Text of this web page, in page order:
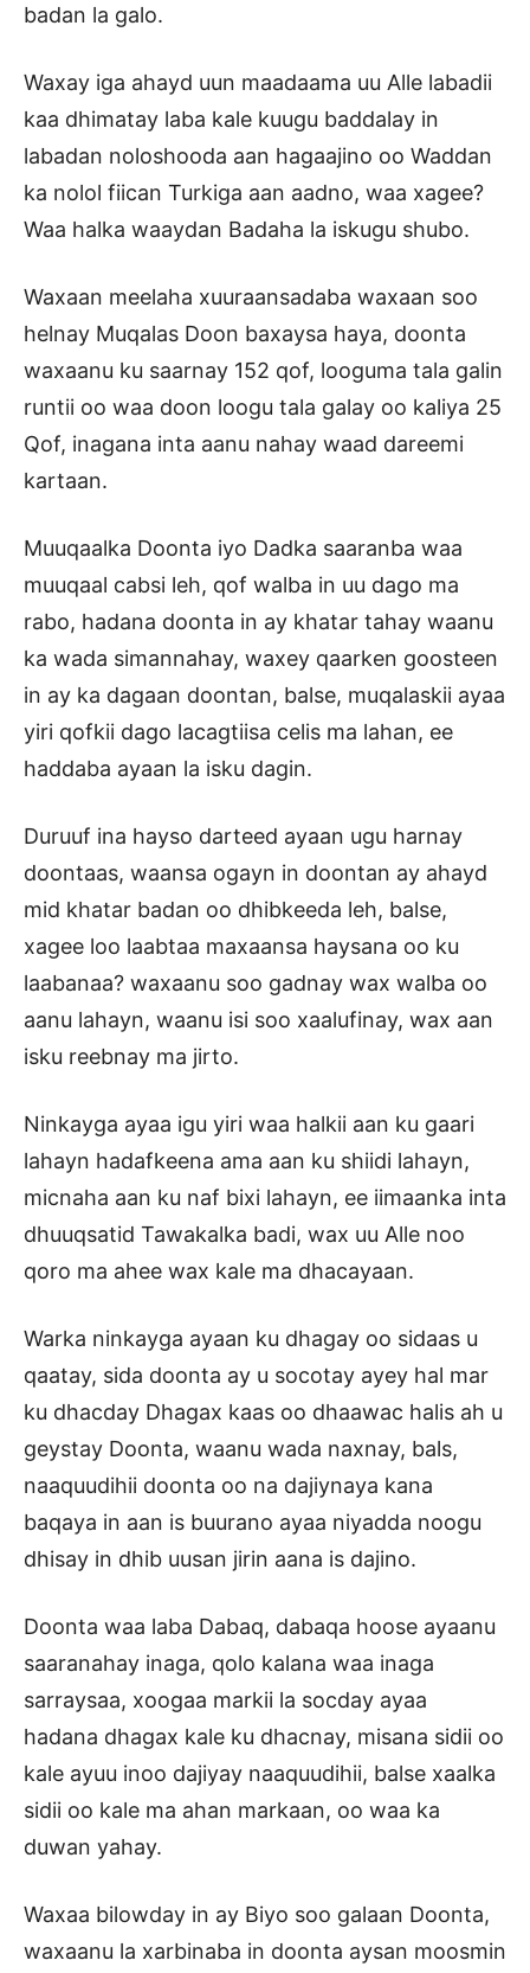
badan la galo.
Waxay iga ahayd uun maadaama uu Alle labadii
kaa dhimatay laba kale kuugu baddalay in
labadan noloshooda aan hagaajino oo Waddan
ka nolol fiican Turkiga aan aadno, waa xagee?
Waa halka waaydan Badaha la iskugu shubo.
Waxaan meelaha xuuraansadaba waxaan soo
helnay Muqalas Doon baxaysa haya, doonta
waxaanu ku saarnay 152 qof, looguma tala galin
runtii oo waa doon loogu tala galay oo kaliya 25
Qof, inagana inta aanu nahay waad dareemi
kartaan.
Muuqaalka Doonta iyo Dadka saaranba waa
muuqaal cabsi leh, qof walba in uu dago ma
rabo, hadana doonta in ay khatar tahay waanu
ka wada simannahay, waxey qaarken goosteen
in ay ka dagaan doontan, balse, muqalaskii ayaa
yiri qofkii dago lacagtiisa celis ma lahan, ee
haddaba ayaan la isku dagin.
Duruuf ina hayso darteed ayaan ugu harnay
doontaas, waansa ogayn in doontan ay ahayd
mid khatar badan oo dhibkeeda leh, balse,
xagee loo laabtaa maxaansa haysana oo ku
laabanaa? waxaanu soo gadnay wax walba oo
aanu lahayn, waanu isi soo xaalufinay, wax aan
isku reebnay ma jirto.
Ninkayga ayaa igu yiri waa halkii aan ku gaari
lahayn hadafkeena ama aan ku shiidi lahayn,
micnaha aan ku naf bixi lahayn, ee iimaanka inta
dhuuqsatid Tawakalka badi, wax uu Alle noo
qoro ma ahee wax kale ma dhacayaan.
Warka ninkayga ayaan ku dhagay oo sidaas u
qaatay, sida doonta ay u socotay ayey hal mar
ku dhacday Dhagax kaas oo dhaawac halis ah u
geystay Doonta, waanu wada naxnay, bals,
naaquudihii doonta oo na dajiynaya kana
baqaya in aan is buurano ayaa niyadda noogu
dhisay in dhib uusan jirin aana is dajino.
Doonta waa laba Dabaq, dabaqa hoose ayaanu
saaranahay inaga, qolo kalana waa inaga
sarraysaa, xoogaa markii la socday ayaa
hadana dhagax kale ku dhacnay, misana sidii oo
kale ayuu inoo dajiyay naaquudihii, balse xaalka
sidii oo kale ma ahan markaan, oo waa ka
duwan yahay.
Waxaa bilowday in ay Biyo soo galaan Doonta,
waxaanu la xarbinaba in doonta aysan moosmin